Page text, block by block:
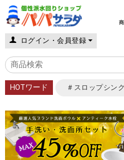
ログイン・会員登録
HOTワード ＃スロップシン